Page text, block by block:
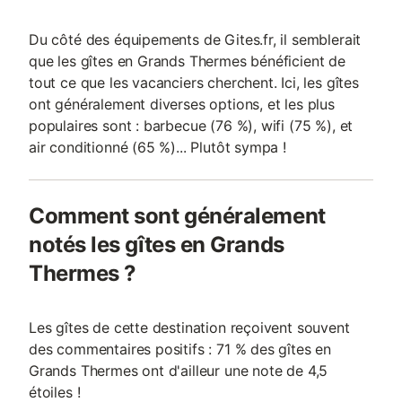
Du côté des équipements de Gites.fr, il semblerait
que les gîtes en Grands Thermes bénéficient de
tout ce que les vacanciers cherchent. Ici, les gîtes
ont généralement diverses options, et les plus
populaires sont : barbecue (76 %), wifi (75 %), et
air conditionné (65 %)... Plutôt sympa !
Comment sont généralement
notés les gîtes en Grands
Thermes ?
Les gîtes de cette destination reçoivent souvent
des commentaires positifs : 71 % des gîtes en
Grands Thermes ont d'ailleur une note de 4,5
étoiles !